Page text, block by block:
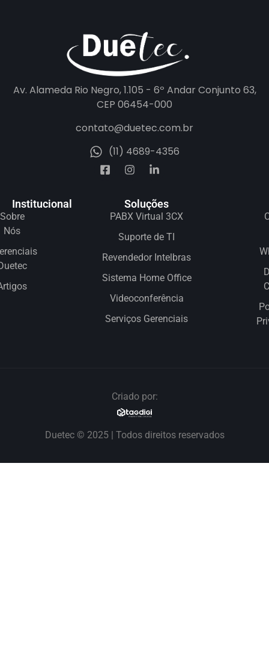
Av. Alameda Rio Negro, 1.105 - 6º Andar Conjunto 63,
CEP 06454-000
contato@duetec.com.br
(11) 4689-4356
Institucional
Sobre
Nós
Soluções
PABX Virtual 3CX
Suporte de TI
Revendedor Intelbras
Sistema Home Office
Videoconferência
Serviços Gerenciais
Criado por:
Duetec © 2025 | Todos direitos reservados